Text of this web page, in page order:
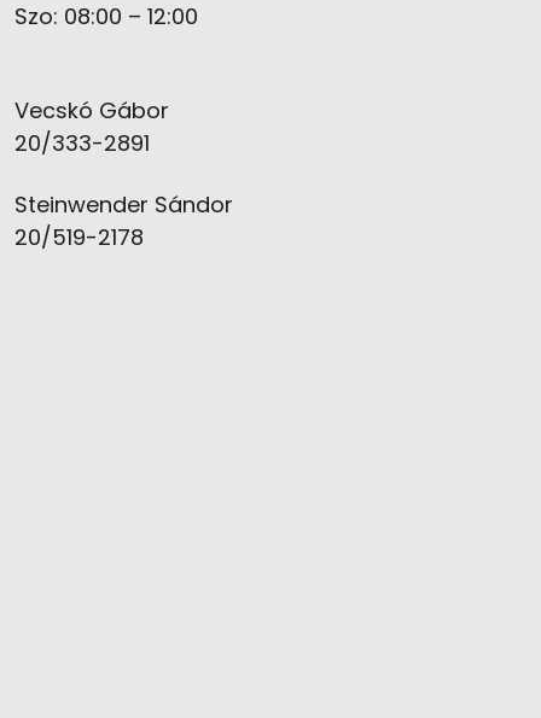
Szo: 08:00 – 12:00
Vecskó Gábor
20/333-2891
Steinwender Sándor
20/519-2178